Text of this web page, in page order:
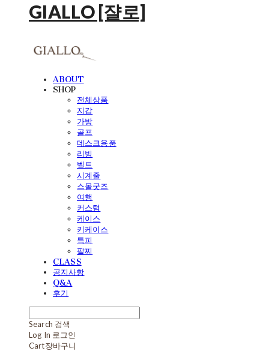
GIALLO [쟐로]
ABOUT
SHOP
전체상품
지갑
가방
골프
데스크용품
리빙
벨트
시계줄
스몰굿즈
여행
커스텀
케이스
키케이스
특피
팔찌
CLASS
공지사항
Q&A
후기
Search 검색
Log In 로그인
Cart장바구니